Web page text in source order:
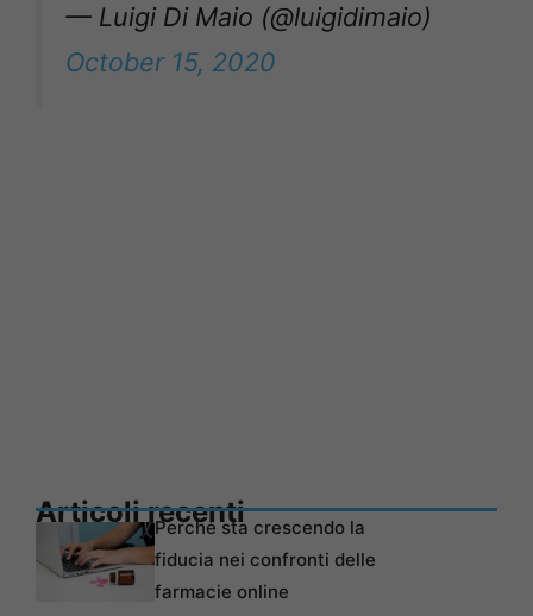
— Luigi Di Maio (@luigidimaio)
October 15, 2020
Articoli recentiPerché sta crescendo la
fiducia nei confronti delle
farmacie online